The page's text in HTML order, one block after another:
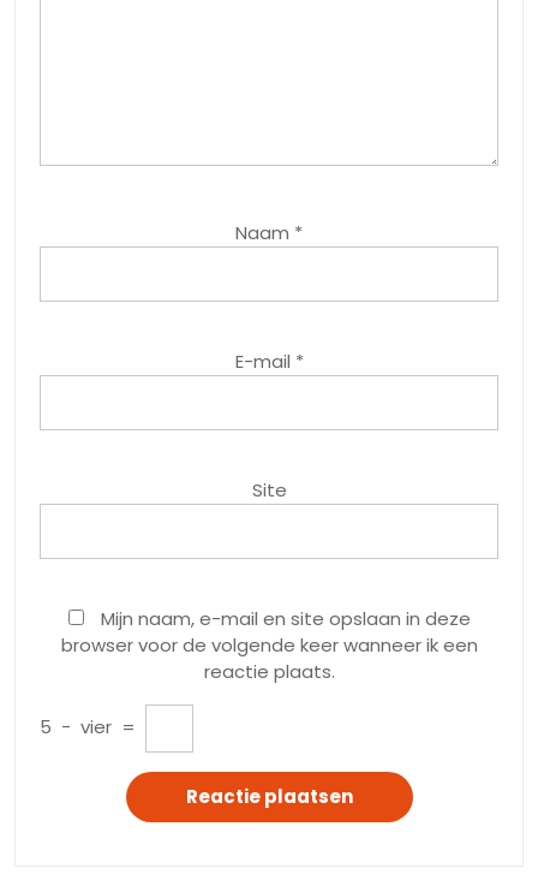
Naam *
E-mail *
Site
Mijn naam, e-mail en site opslaan in deze
browser voor de volgende keer wanneer ik een
reactie plaats.
5 − vier =